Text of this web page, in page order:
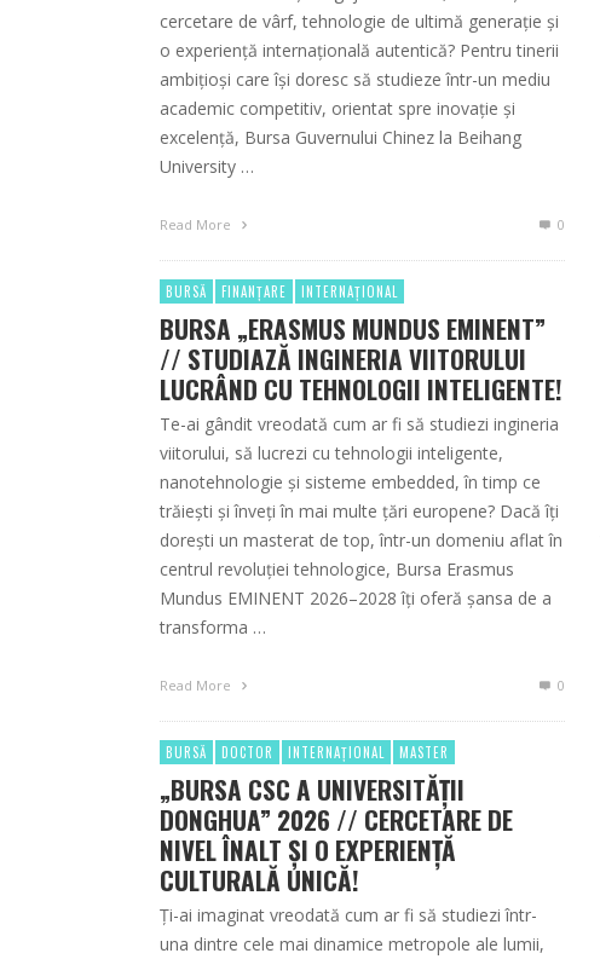
cercetare de vârf, tehnologie de ultimă generație și
o experiență internațională autentică? Pentru tinerii
ambițioși care își doresc să studieze într-un mediu
academic competitiv, orientat spre inovație și
excelență, Bursa Guvernului Chinez la Beihang
University …
Read More 0
BURSĂ FINANȚARE INTERNAȚIONAL
BURSA „ERASMUS MUNDUS EMINENT”
// STUDIAZĂ INGINERIA VIITORULUI
LUCRÂND CU TEHNOLOGII INTELIGENTE!
Te-ai gândit vreodată cum ar fi să studiezi ingineria
viitorului, să lucrezi cu tehnologii inteligente,
nanotehnologie și sisteme embedded, în timp ce
trăiești și înveți în mai multe țări europene? Dacă îți
dorești un masterat de top, într-un domeniu aflat în
centrul revoluției tehnologice, Bursa Erasmus
Mundus EMINENT 2026–2028 îți oferă șansa de a
transforma …
Read More 0
BURSĂ DOCTOR INTERNAȚIONAL MASTER
„BURSA CSC A UNIVERSITĂȚII
DONGHUA” 2026 // CERCETARE DE
NIVEL ÎNALT ȘI O EXPERIENȚĂ
CULTURALĂ UNICĂ!
Ți-ai imaginat vreodată cum ar fi să studiezi într-
una dintre cele mai dinamice metropole ale lumii,